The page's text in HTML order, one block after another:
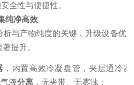
全性与便捷性。
纯净高效
与产物纯度的关键，升级设备优
提升。
，内置高效冷凝盘管，夹层通冷凝
液分离 ，无夹带、无雾沫；